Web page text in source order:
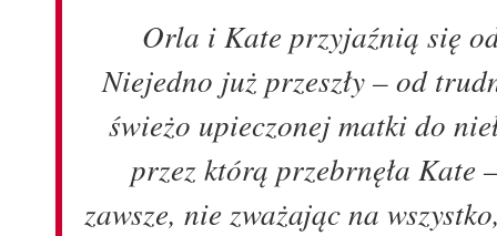
Orla i Kate przyjaźnią się
Niejedno już przeszły – od
świeżo upieczonej matki do
przez którą przebrnęła Kate
zawsze, nie zważając na